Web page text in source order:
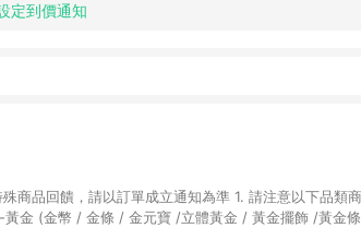
定到價通知
以訂單成立通知為準 1. 請注意以下品類商品
金 (金幣 / 金條 / 金元寶 /立體黃金 / 黃金擺飾 /黃金條